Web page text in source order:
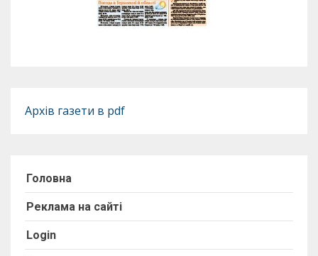
Архів газети в pdf
Головна
Реклама на сайті
Login